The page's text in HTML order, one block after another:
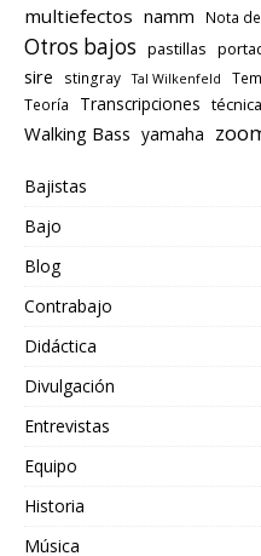
multiefectos namm Nota
Otros bajos pastillas
sire stingray Tal Wilkenfeld
Teoría Transcripciones técnica
Walking Bass yamaha
Bajistas
Bajo
Blog
Contrabajo
Didáctica
Divulgación
Entrevistas
Equipo
Historia
Música